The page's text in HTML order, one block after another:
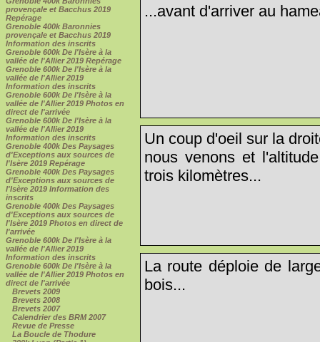
provençale et Bacchus 2019
Repérage
Grenoble 400k Baronnies
provençale et Bacchus 2019
Information des inscrits
Grenoble 600k De l'Isère à la
vallée de l'Allier 2019 Repérage
Grenoble 600k De l'Isère à la
vallée de l'Allier 2019
Information des inscrits
Grenoble 600k De l'Isère à la
vallée de l'Allier 2019 Photos en
direct de l'arrivée
Grenoble 600k De l'Isère à la
vallée de l'Allier 2019
Information des inscrits
Grenoble 400k Des Paysages
d'Exceptions aux sources de
l'Isère 2019 Repérage
Grenoble 400k Des Paysages
d'Exceptions aux sources de
l'Isère 2019 Information des
inscrits
Grenoble 400k Des Paysages
d'Exceptions aux sources de
l'Isère 2019 Photos en direct de
l'arrivée
Grenoble 600k De l'Isère à la
vallée de l'Allier 2019
Information des inscrits
Grenoble 600k De l'Isère à la
vallée de l'Allier 2019 Photos en
direct de l'arrivée
Brevets 2009
Brevets 2008
Brevets 2007
Calendrier des BRM 2007
Revue de Presse
La Boucle de Thodure
...avant d'arriver au
Un coup d'oeil sur la
nous venons et
trois kilomètres...
La route déploie de
bois...